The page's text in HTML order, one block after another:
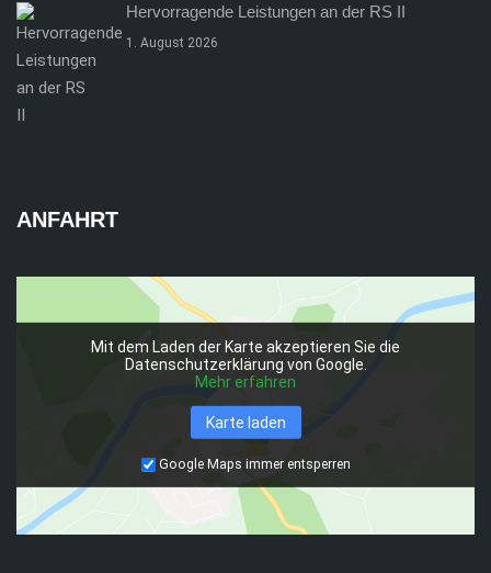
Hervorragende Leistungen an der RS II
1. August 2026
ANFAHRT
Mit dem Laden der Karte akzeptieren Sie die
Datenschutzerklärung von Google.
Mehr erfahren
Karte laden
Google Maps immer entsperren